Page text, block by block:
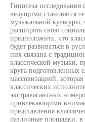
Гипотеза
ведущими становятся
музыкальной культуры,
расширять свою
предположить, что
будет развиваться в
них связана с
классической музыки,
круга подготовленных
массовизацией,
классических
экстравагантных
привлекающими
представления
различные площадки, в